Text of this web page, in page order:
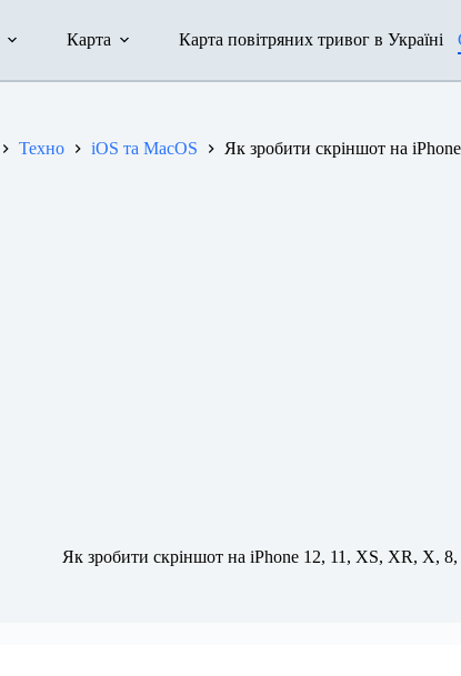
Карта Карта повітряних тривог в Україні
Техно iOS та MacOS Як зробити скріншот на
Як зробити скріншот на iPhone 12, 11, XS, XR, X,